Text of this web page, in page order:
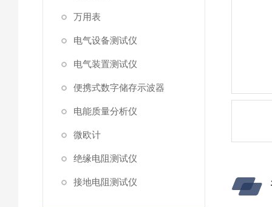
万用表
电气设备测试仪
电气装置测试仪
便携式数字储存示波器
电能质量分析仪
微欧计
绝缘电阻测试仪
接地电阻测试仪